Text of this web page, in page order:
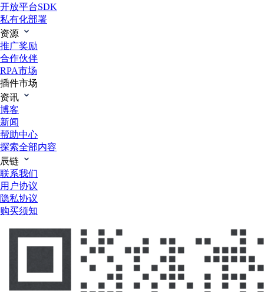
开放平台SDK
私有化部署
资源
推广奖励
合作伙伴
RPA市场
插件市场
资讯
博客
新闻
帮助中心
探索全部内容
辰链
联系我们
用户协议
隐私协议
购买须知